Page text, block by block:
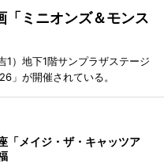
ミニオンズ＆モンス
1）地下1階サンプラザステージ
」が開催されている。
「メイジ・ザ・キャッツア